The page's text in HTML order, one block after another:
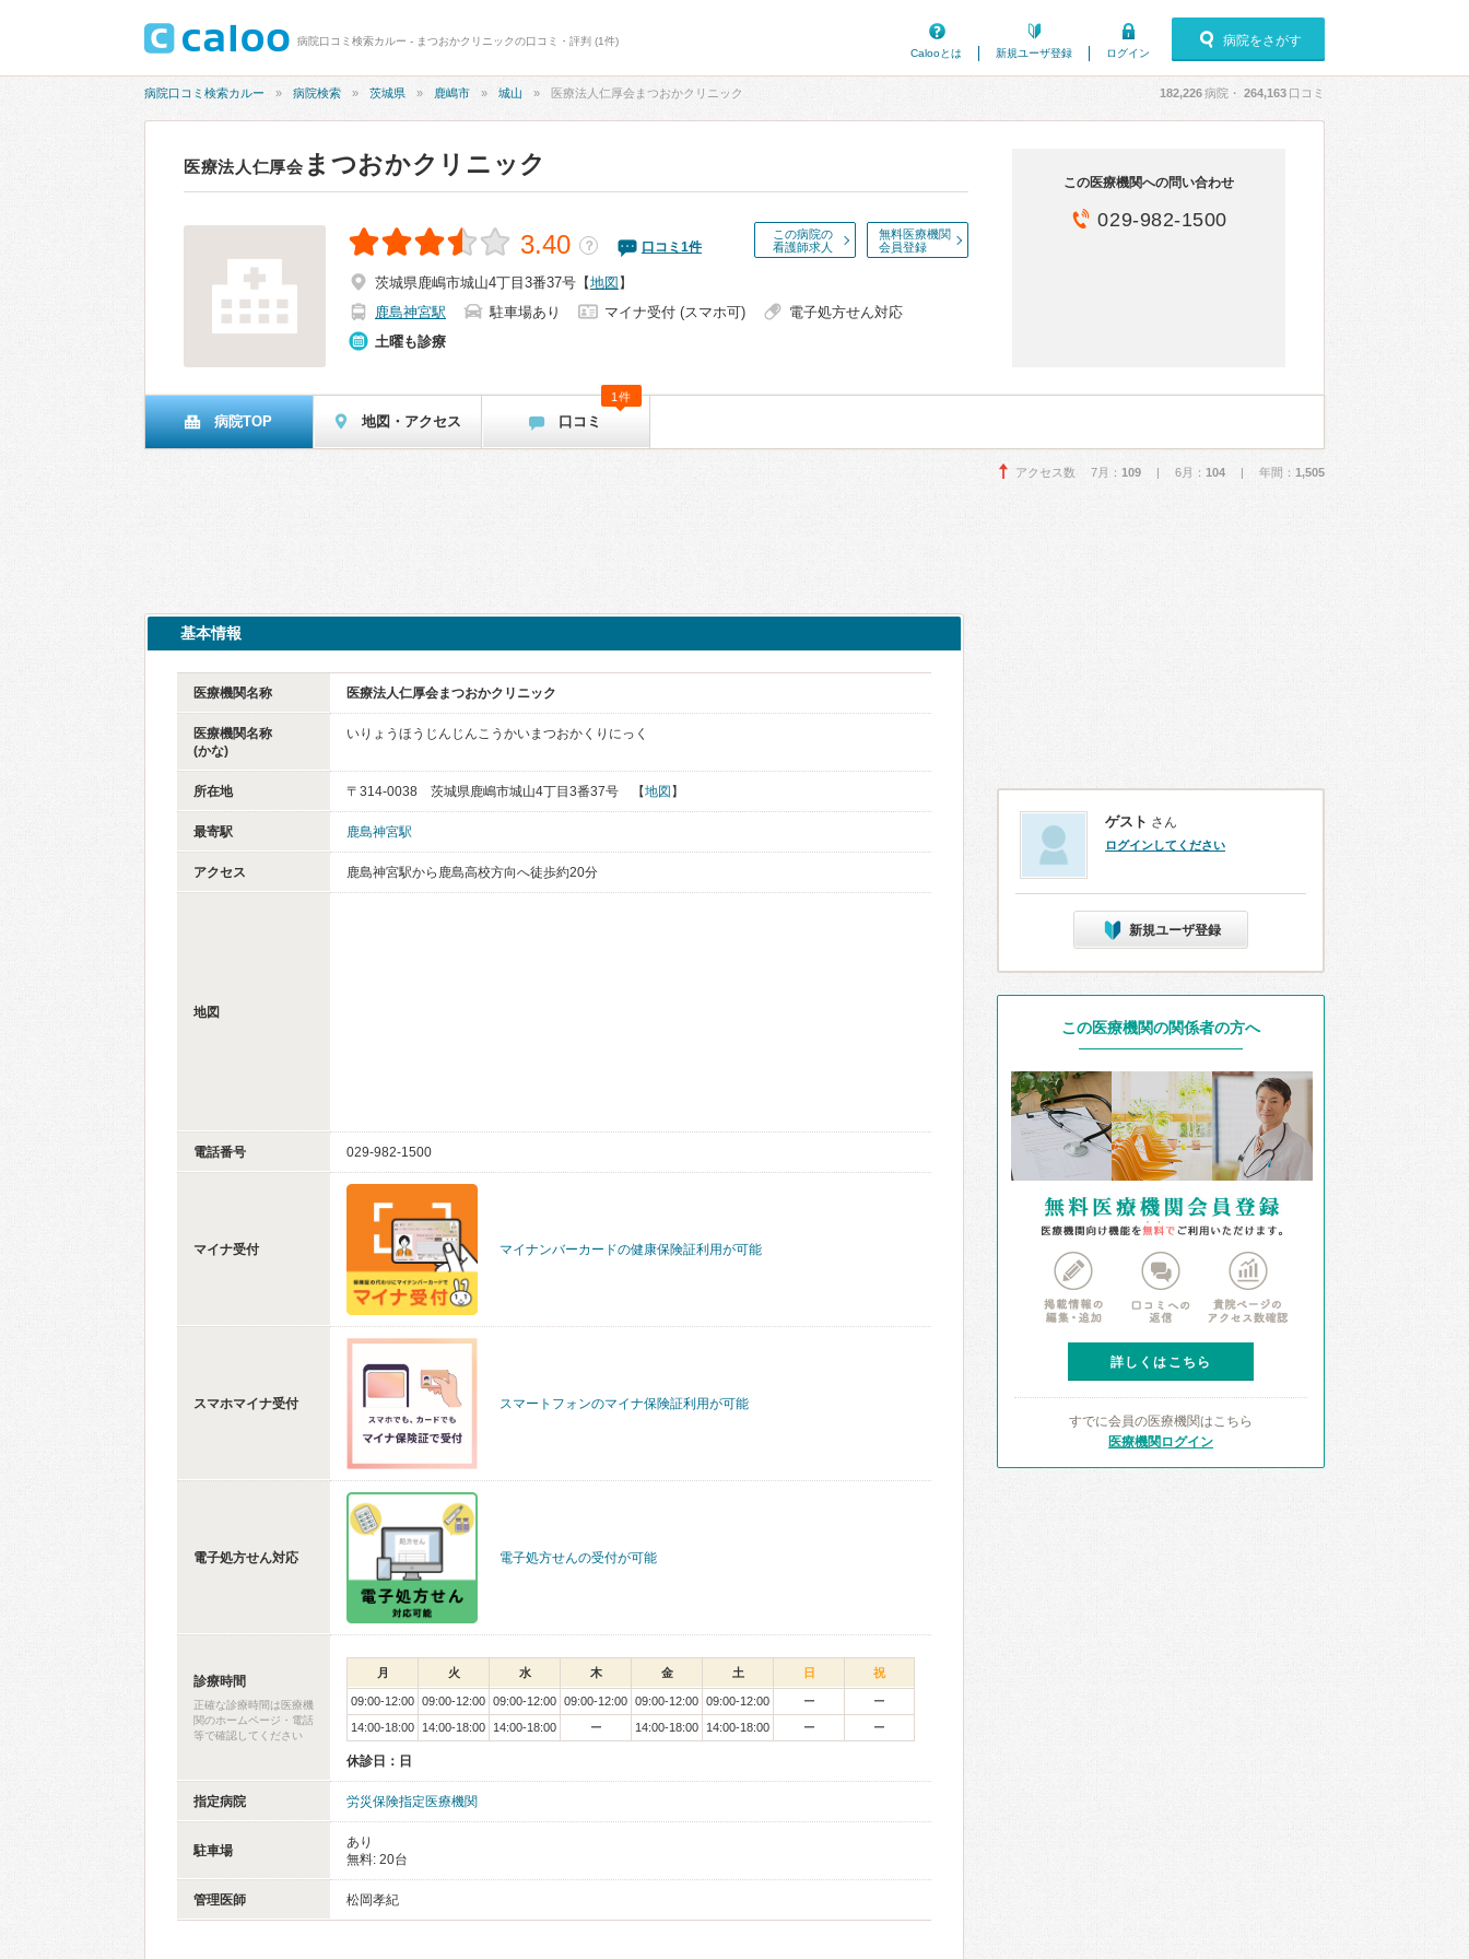
病院口コミ検索カルー - まつおかクリニックの口コミ・評判 (1件)
Calooとは
新規ユーザ登録 ログイン
病院をさがす
病院口コミ検索カルー 病院検索 茨城県 鹿嶋市 城山 医療法人仁厚会まつおかクリニック 182,226病院・ 264,163 口コミ
医療法人仁厚会 まつおかクリニック
この病院の
看護師求人
無料医療機関
会員登録
3.40 ？ 口コミ 1件
茨城県鹿嶋市城山4丁目3番37号 【地図 】
鹿島神宮駅
駐車場あり マイナ受付 (スマホ可)
電子処方せん対応
土曜も診療
この医療機関への問い合わせ
029-982-1500
病院TOP 地図・アクセス 口コミ
1件
アクセス数 7月： 109 | 6月： 104 | 年間： 1,505
基本情報
医療機関名称 医療法人仁厚会まつおかクリニック
医療機関名称
(かな)
いりょうほうじんじんこうかいまつおかくりにっく
所在地 〒314-0038 茨城県鹿嶋市城山4丁目3番37号 【地図 】
最寄駅 鹿島神宮駅
アクセス 鹿島神宮駅から鹿島高校方向へ徒歩約20分
地図
電話番号 029-982-1500
マイナ受付 マイナンバーカードの健康保険証利用が可能
スマホマイナ受付 スマートフォンのマイナ保険証利用が可能
電子処方せん対応 電子処方せんの受付が可能
診療時間
正確な診療時間は医療機
関のホームページ・電話
等で確認してください
月 火 水 木 金 土 日 祝
09:00-12:00 09:00-12:00 09:00-12:00 09:00-12:00 09:00-12:00 09:00-12:00 ー
ー
14:00-18:00
14:00-18:00 14:00-18:00 ー 14:00-18:00 14:00-18:00 ー ー
休診日：日
指定病院 労災保険指定医療機関
駐車場
あり
無料: 20台
管理医師 松岡孝紀
ゲスト さん
ログインしてください
新規ユーザ登録
この医療機関の関係者の方へ
詳しくはこちら
すでに会員の医療機関はこちら
医療機関ログイン